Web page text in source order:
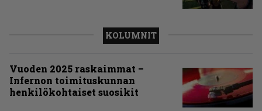
KOLUMNIT
Vuoden 2025 raskaimmat –
Infernon toimituskunnan
henkilökohtaiset suosikit